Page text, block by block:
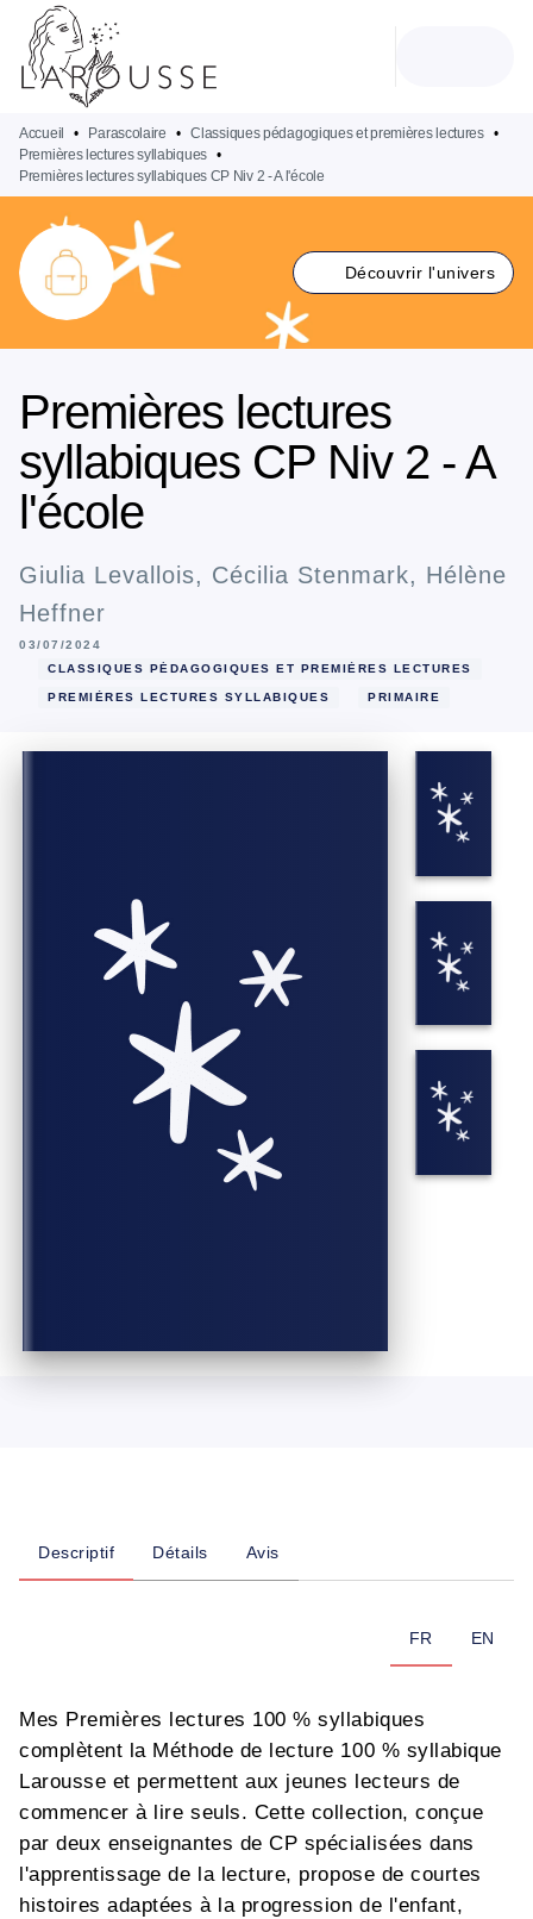
MENU
PIED DE PAGE
Accueil • Parascolaire • Classiques pédagogiques et premières lectures •
Premières lectures syllabiques •
Premières lectures syllabiques CP Niv 2 - A l'école
Découvrir l'univers
Premières lectures
syllabiques CP Niv 2 - A
l'école
Giulia Levallois, Cécilia Stenmark, Hélène
Heffner
03/07/2024
CLASSIQUES PÉDAGOGIQUES ET PREMIÈRES LECTURES
PREMIÈRES LECTURES SYLLABIQUES PRIMAIRE
Descriptif Détails Avis
FR EN
Mes Premières lectures 100 % syllabiques
complètent la Méthode de lecture 100 % syllabique
Larousse et permettent aux jeunes lecteurs de
commencer à lire seuls. Cette collection, conçue
par deux enseignantes de CP spécialisées dans
l'apprentissage de la lecture, propose de courtes
histoires adaptées à la progression de l'enfant,